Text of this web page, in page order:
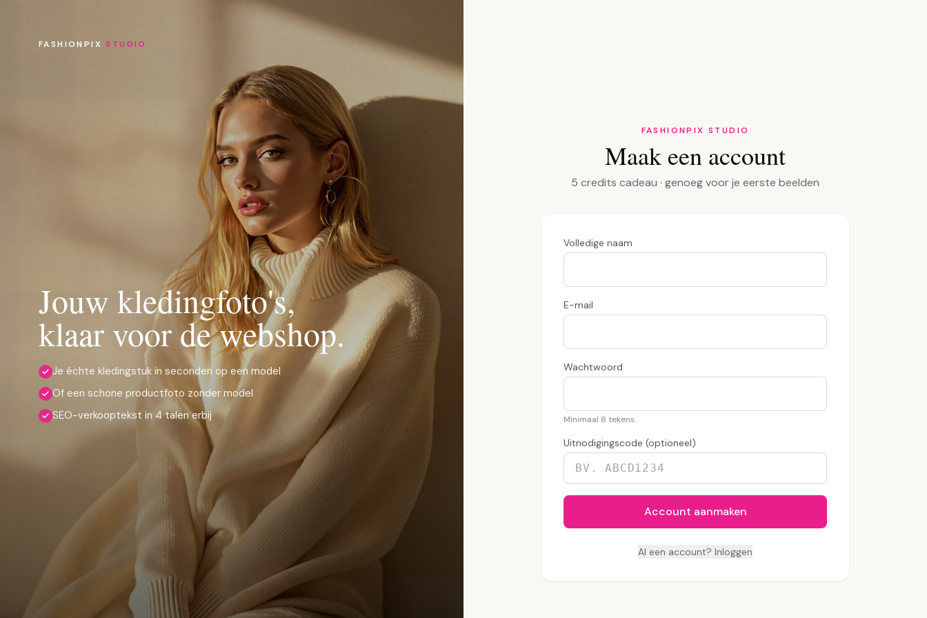
FASHIONPIXSTUDIO
Jouw kledingfoto's,
klaar voor de webshop.
Je échte kledingstuk in seconden op een model
Of een schone productfoto zonder model
SEO-verkooptekst in 4 talen erbij
FASHIONPIX STUDIO
Maak een account
5 credits cadeau · genoeg voor je eerste beelden
Volledige naam
E-mail
Wachtwoord
Minimaal 8 tekens.
Uitnodigingscode (optioneel)
Account aanmaken
Al een account? Inloggen